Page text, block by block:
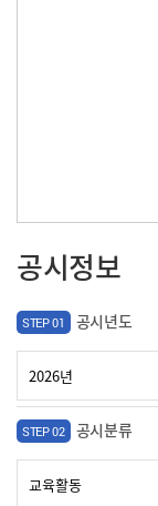
공시정보
STEP 01 공시년도
STEP 02 공시분류